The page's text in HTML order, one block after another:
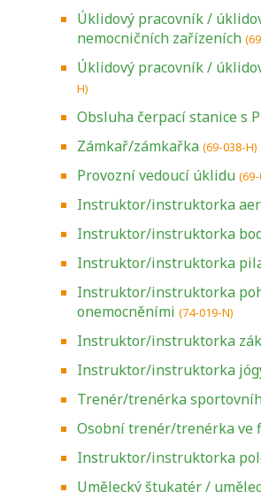
Úklidový pracovník /
nemocničních zařízeních
Úklidový pracovník /
H)
Obsluha čerpací stanice s
Zámkař/zámkařka (69-038-H)
Provozní vedoucí úklidu
Instruktor/instruktorka
Instruktor/instruktorka
Instruktor/instruktorka
Instruktor/instruktorka
onemocněními (74-019-N)
Instruktor/instruktorka
Instruktor/instruktorka
Trenér/trenérka
Osobní trenér/trenérka ve
Instruktor/instruktorka
Umělecký štukatér /